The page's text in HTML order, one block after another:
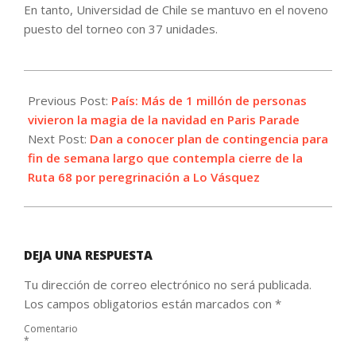
En tanto, Universidad de Chile se mantuvo en el noveno
puesto del torneo con 37 unidades.
12-
04
Previous Post: País: Más de 1 millón de personas
vivieron la magia de la navidad en Paris Parade
Next Post: Dan a conocer plan de contingencia para
fin de semana largo que contempla cierre de la
Ruta 68 por peregrinación a Lo Vásquez
DEJA UNA RESPUESTA
Tu dirección de correo electrónico no será publicada.
Los campos obligatorios están marcados con *
Comentario
*